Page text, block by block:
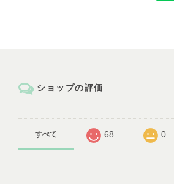
ショップの評価
すべて 68 0